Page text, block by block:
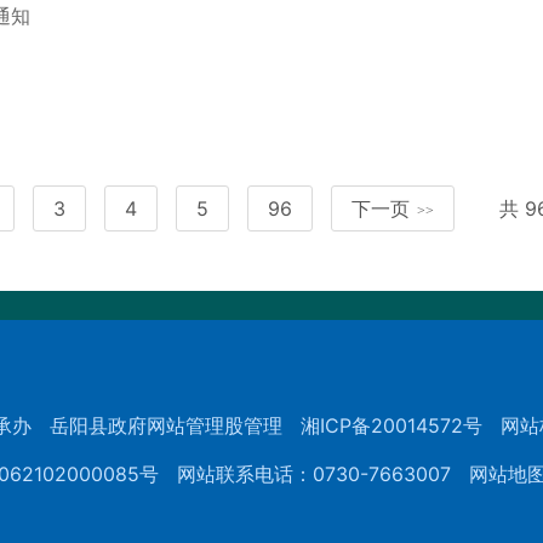
知
3 4 5 96 下一页 >> 共
办 岳阳县政府网站管理股管理 湘ICP备20014572号
网
号
网站联系电话：0730-7663007 网站地